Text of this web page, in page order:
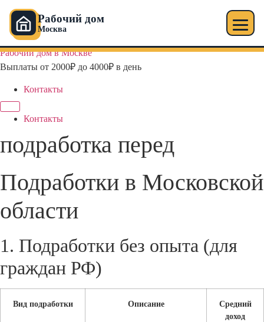
Рабочий дом
Москва
Перейти
к
Рабочий дом в Москве
Выплаты от 2000₽ до 4000₽ в день
Контакты
Контакты
подработка перед
Подработки в Московской
области
1. Подработки без опыта (для
граждан РФ)
Вид подработки Описание
Средний
доход